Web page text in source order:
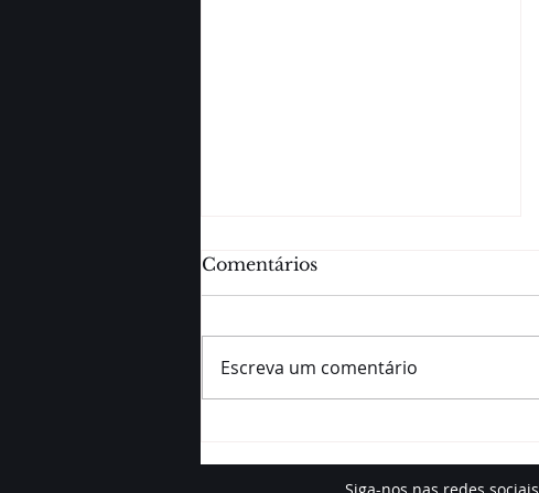
alimentos para dar aquele
Comentários
Escreva um comentário